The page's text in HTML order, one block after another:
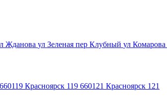
Жданова ул Зеленая пер Клубный ул Комарова
660119 Красноярск 119 660121 Красноярск 121